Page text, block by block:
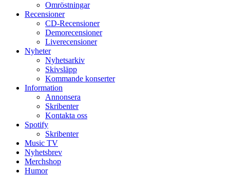
Omröstningar
Recensioner
CD-Recensioner
Demorecensioner
Liverecensioner
Nyheter
Nyhetsarkiv
Skivsläpp
Kommande konserter
Information
Annonsera
Skribenter
Kontakta oss
Spotify
Skribenter
Music TV
Nyhetsbrev
Merchshop
Humor